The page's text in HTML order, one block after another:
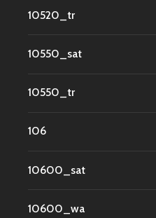
10520_tr
10550_sat
10550_tr
106
10600_sat
10600_wa